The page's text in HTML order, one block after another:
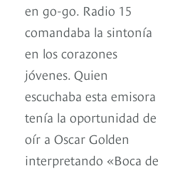
en go-go. Radio 15
comandaba la sintonía
en los corazones
jóvenes. Quien
escuchaba esta emisora
tenía la oportunidad de
oír a Oscar Golden
interpretando «Boca de